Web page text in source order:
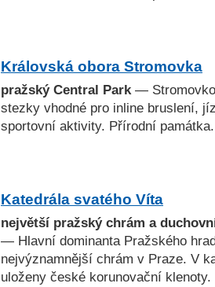
Královská obora Stromovka
pražský Central Park —
stezky vhodné pro inline bruslení,
sportovní aktivity. Přírodní památka.
Katedrála svatého Víta
největší pražský chrám a
— Hlavní dominanta Pražského
nejvýznamnější chrám v Praze. V
uloženy české korunovační klenoty.